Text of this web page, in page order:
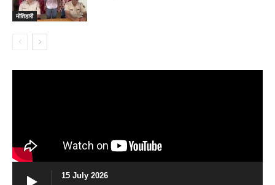
मोतिहारी
15 July 2026